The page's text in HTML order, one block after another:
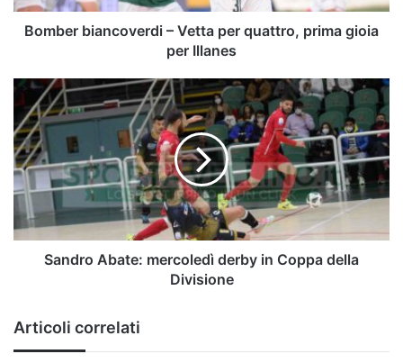
per
Illanes
Bomber biancoverdi – Vetta per quattro, prima gioia
per Illanes
Sandro
Abate:
mercoledì
derby
in
Coppa
della
Divisione
Sandro Abate: mercoledì derby in Coppa della
Divisione
Articoli correlati